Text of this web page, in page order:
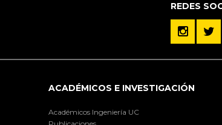
REDES
ACADÉMICOS E INVESTIGACIÓN
Académicos Ingeniería UC